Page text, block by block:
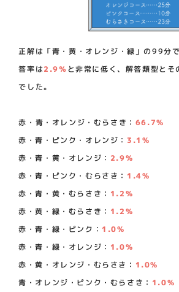
正解は「青・黄・オレンジ・緑」の99分
答率は2.9％と非常に低く、解答類型とそ
でした。
赤・青・オレンジ・むらさき： 66.7%
赤・青・ピンク・オレンジ： 3.1%
赤・青・黄・オレンジ： 2.9%
赤・青・ピンク・むらさき： 1.4%
赤・青・黄・むらさき： 1.2%
赤・黄・緑・むらさき： 1.2%
赤・青・緑・ピンク： 1.0%
赤・青・緑・オレンジ： 1.0%
赤・黄・オレンジ・むらさき： 1.0%
青・オレンジ・ピンク・むらさき： 1.0%